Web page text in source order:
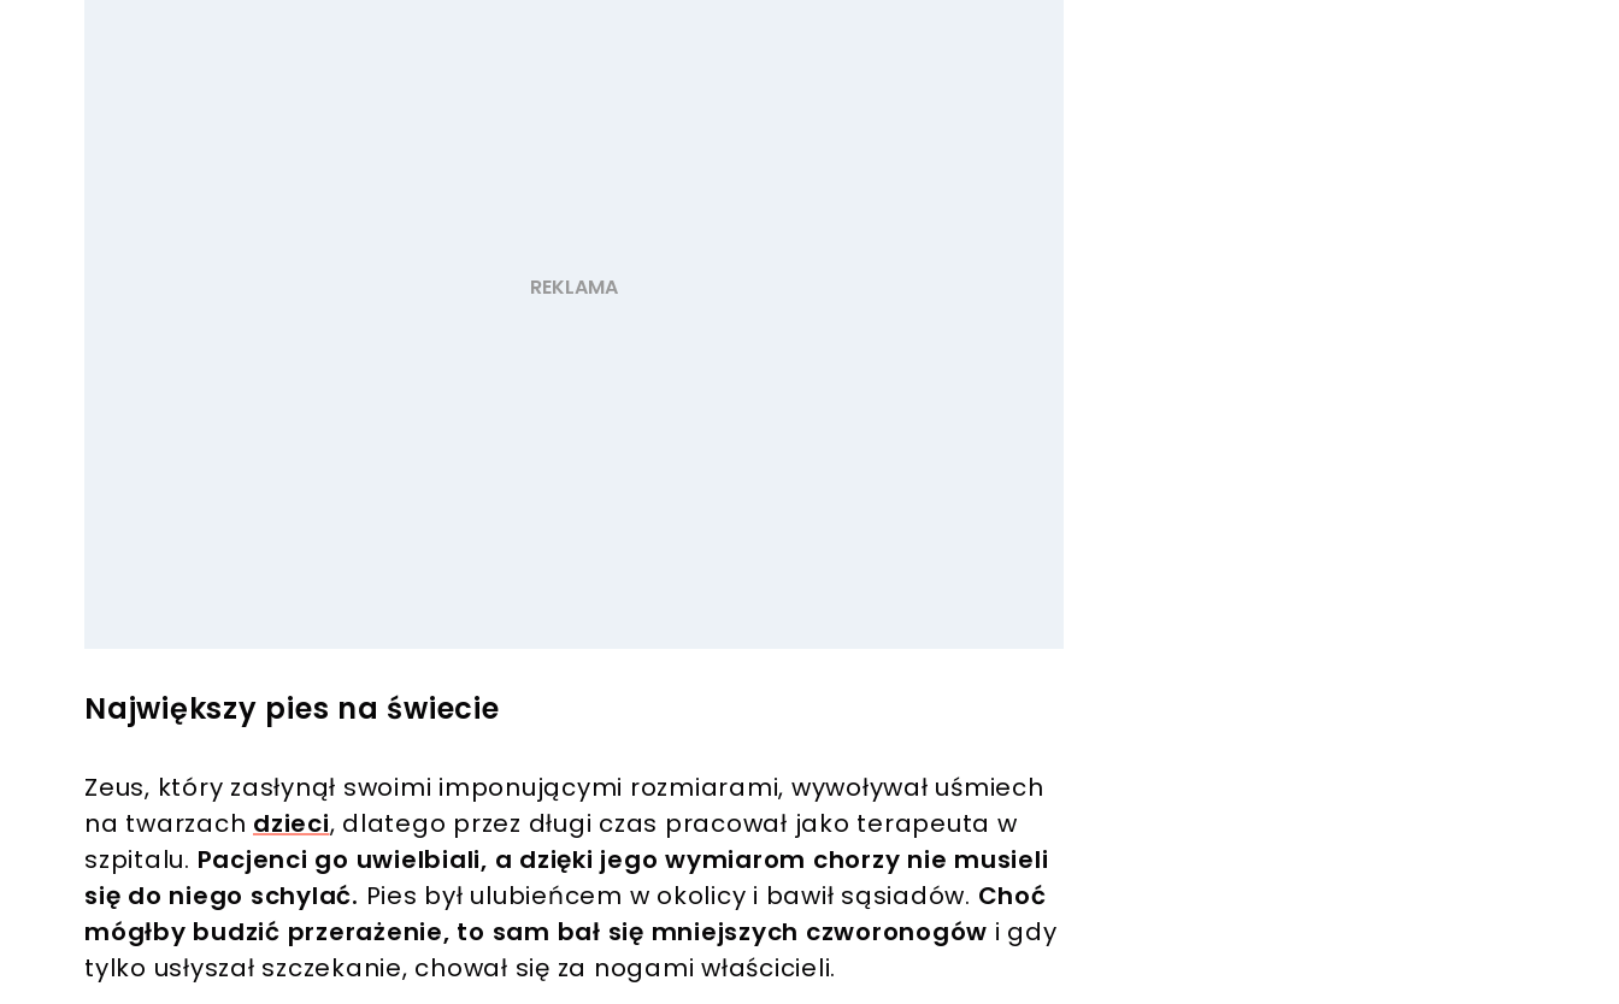
Największy pies na świecie
Zeus, który zasłynął swoimi imponującymi rozmiarami, wywoływał uśmiech
na twarzach dzieci, dlatego przez długi czas pracował jako terapeuta w
szpitalu. Pacjenci go uwielbiali, a dzięki jego wymiarom chorzy nie musieli
się do niego schylać. Pies był ulubieńcem w okolicy i bawił sąsiadów. Choć
mógłby budzić przerażenie, to sam bał się mniejszych czworonogów i gdy
tylko usłyszał szczekanie, chował się za nogami właścicieli.